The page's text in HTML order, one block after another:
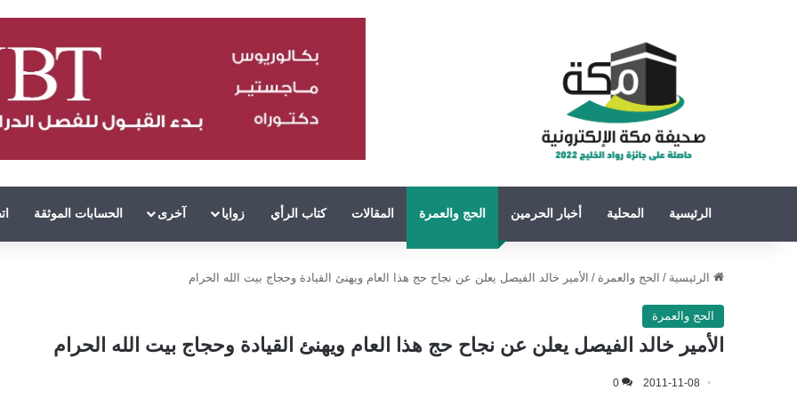
الرئيسية المحلية أخبار الحرمين الحج والعمرة المقالات كتاب الرأي زوايا آخرى الحسابات الموثقة
الرئيسية / الحج والعمرة / الأمير خالد الفيصل يعلن عن نجاح حج هذا العام ويهنئ القيادة وحجاج بيت الله الحرام
الحج والعمرة
الأمير خالد الفيصل يعلن عن نجاح حج هذا العام ويهنئ القيادة وحجاج بيت الله الحرام
2011-11-08
0